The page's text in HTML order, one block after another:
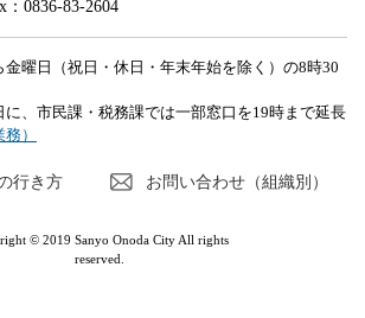
：0836-83-2604
曜日（祝日・休日・年末年始を除く）の8時30
、市民課・税務課では一部窓口を19時まで延長
）
行き方 お問い合わせ（組織別）
© 2019 Sanyo Onoda City All rights
reserved.